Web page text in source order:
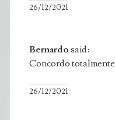
26/12/2021
Bernardo said:
Concordo totalmente
26/12/2021